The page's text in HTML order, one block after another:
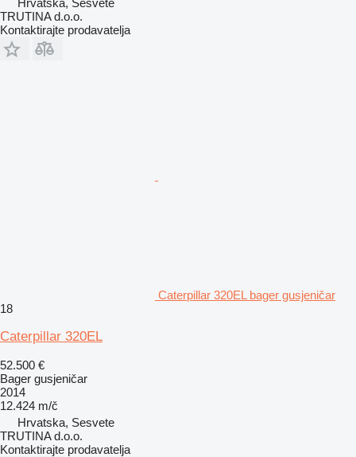
TRUTINA d.o.o.
Kontaktirajte prodavatelja
Caterpillar 320EL bager gusjeničar
18
Caterpillar 320EL
52.500 €
Bager gusjeničar
2014
12.424 m/č
Hrvatska, Sesvete
TRUTINA d.o.o.
Kontaktirajte prodavatelja